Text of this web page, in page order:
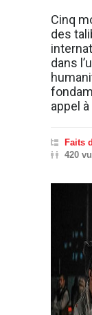
Cinq
des
dans
appel
Faits
420